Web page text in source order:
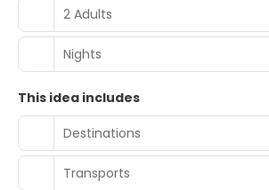
2 Adults
Nights
This idea includes
Destinations
Transports